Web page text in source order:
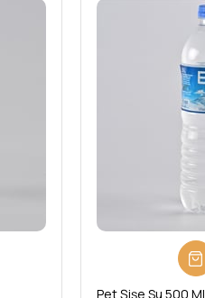
Pet Şişe Su 500 Ml